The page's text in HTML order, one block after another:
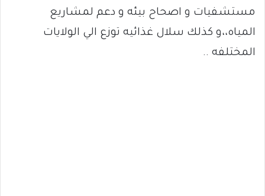
مستشفيات و اصحاح بيئه و دعم لمشاريع
المياه،،و كذلك سلال غذائيه توزع الي الولايات
المختلفه ..